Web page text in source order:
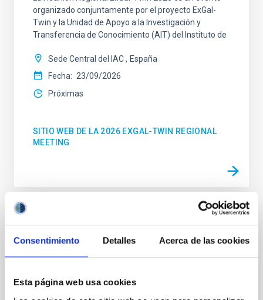
Consentimiento Detalles Acerca de las cookies
Esta página web usa cookies
organizado conjuntamente por el proyecto ExGal-
Twin y la Unidad de Apoyo a la Investigación y
Transferencia de Conocimiento (AIT) del Instituto de
Sede Central del IAC
España
Fecha
23/09/2026
Próximas
SITIO WEB DE LA 2026 EXGAL-TWIN REGIONAL
MEETING
23a Reunión MultiDark
de partículas, astrofísicos y cosmólogos de 15